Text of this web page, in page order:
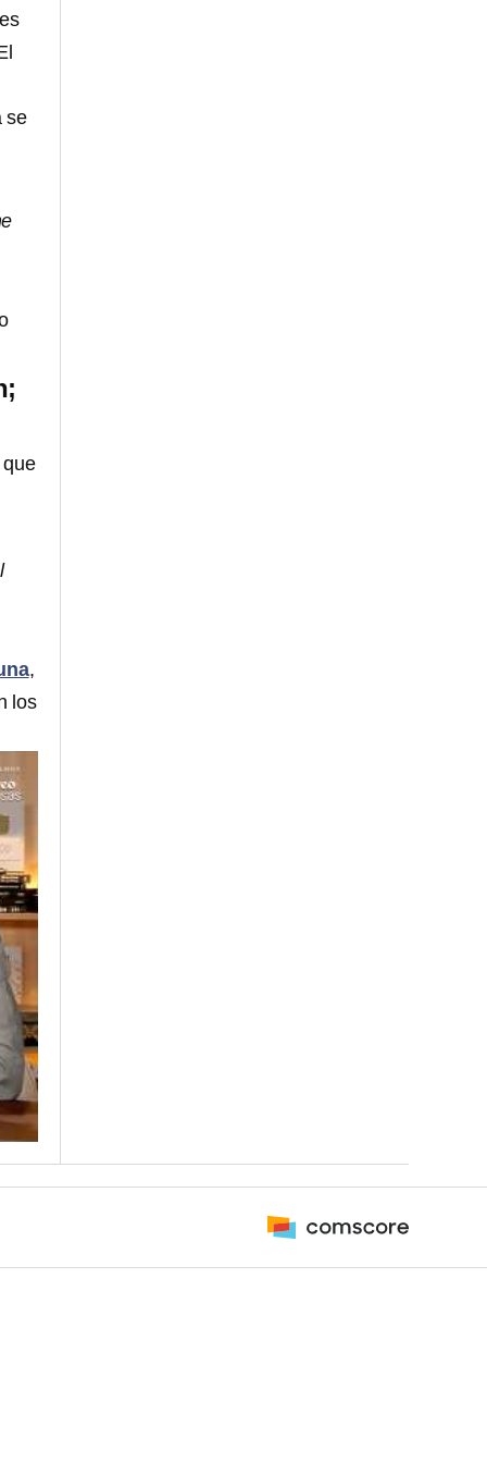
se
que
,
los